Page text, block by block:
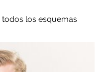
los esquemas